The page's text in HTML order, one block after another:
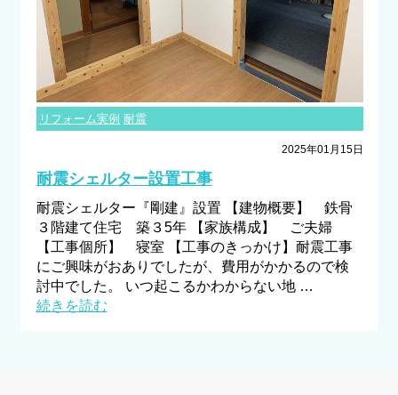
リフォーム実例 耐震
2025年01月15日
耐震シェルター設置工事
耐震シェルター『剛建』設置 【建物概要】 鉄骨
３階建て住宅 築３5年 【家族構成】 ご夫婦
【工事個所】 寝室 【工事のきっかけ】耐震工事
にご興味がおありでしたが、費用がかかるので検
討中でした。 いつ起こるかわからない地 …
“耐震シェルター設置工事” の
続きを読む